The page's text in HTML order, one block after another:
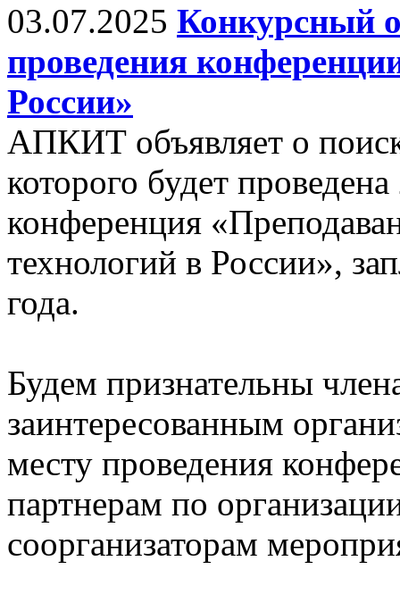
03.07.2025 Конкурсный
проведения
России»
АПКИТ объявляет о
которого будет
конференция
технологий в России»,
года.
Будем признательны
заинтересованным
месту проведения
партнерам по
соорганизаторам